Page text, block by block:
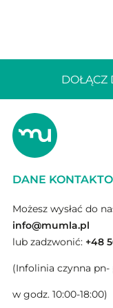
DOŁĄCZ
DANE
Możesz wysłać do
info@mumla.pl
lub zadzwonić: +48
(Infolinia czynna pn-
w godz. 10:00-18:00)